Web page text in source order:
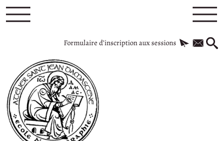
Formulaire d’inscription aux sessions